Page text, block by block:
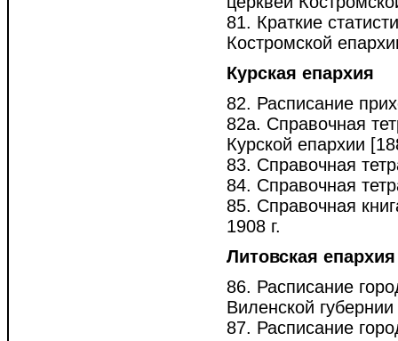
81. Краткие
Костромской
Курская епархия
82. Расписание
82а. Справочная
Курской епархии
83. Справочная
84. Справочная
85. Справочная
1908 г.
Литовская епархия
86. Расписание
Виленской
87. Расписание